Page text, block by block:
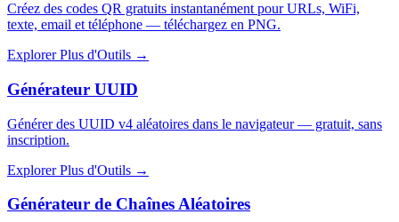
Créez des codes QR gratuits instantanément pour URLs, WiFi,
texte, email et téléphone — téléchargez en PNG.
Explorer Plus d'Outils →
Générateur UUID
Générer des UUID v4 aléatoires dans le navigateur — gratuit, sans
inscription.
Explorer Plus d'Outils →
Générateur de Chaînes Aléatoires